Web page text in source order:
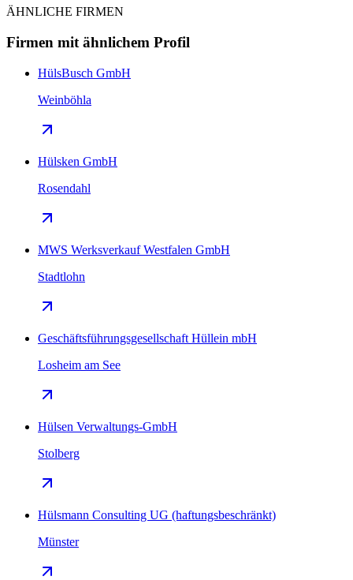
ÄHNLICHE FIRMEN
Firmen mit ähnlichem Profil
HülsBusch GmbH
Weinböhla
Hülsken GmbH
Rosendahl
MWS Werksverkauf Westfalen GmbH
Stadtlohn
Geschäftsführungsgesellschaft Hüllein mbH
Losheim am See
Hülsen Verwaltungs-GmbH
Stolberg
Hülsmann Consulting UG (haftungsbeschränkt)
Münster